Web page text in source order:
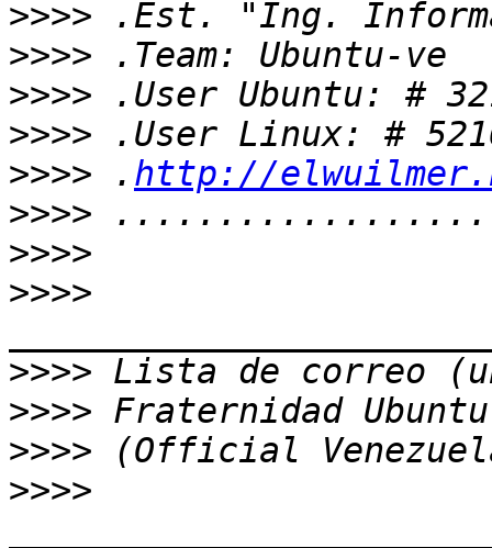
>>>>
>>>>
>>>>
>>>>
>>>> . http://
>>>>
>>>>
>>>>
>>>>
>>>>
>>>>
>>>>